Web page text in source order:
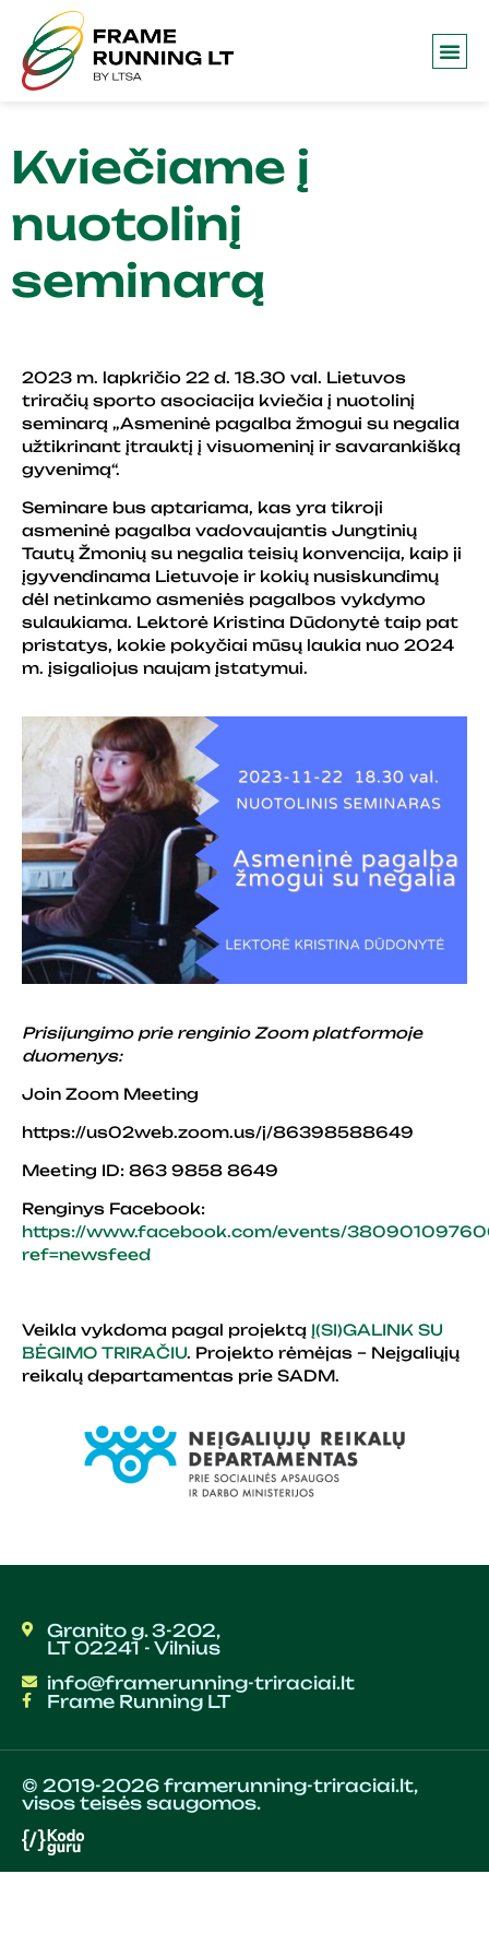
Kviečiame į
nuotolinį
seminarą
2023 m. lapkričio 22 d. 18.30 val. Lietuvos
triračių sporto asociacija kviečia į nuotolinį
seminarą „Asmeninė pagalba žmogui su negalia
užtikrinant įtrauktį į visuomeninį ir savarankišką
gyvenimą“.
Seminare bus aptariama, kas yra tikroji
asmeninė pagalba vadovaujantis Jungtinių
Tautų Žmonių su negalia teisių konvencija, kaip ji
įgyvendinama Lietuvoje ir kokių nusiskundimų
dėl netinkamo asmeniės pagalbos vykdymo
sulaukiama. Lektorė Kristina Dūdonytė taip pat
pristatys, kokie pokyčiai mūsų laukia nuo 2024
m. įsigaliojus naujam įstatymui.
Prisijungimo prie renginio Zoom platformoje
duomenys:
Join Zoom Meeting
https://us02web.zoom.us/j/86398588649
Meeting ID: 863 9858 8649
Renginys Facebook:
https://www.facebook.com/events/
ref=newsfeed
Veikla vykdoma pagal projektą Į(SI)GALINK SU
BĖGIMO TRIRAČIU. Projekto rėmėjas – Neįgaliųjų
reikalų departamentas prie SADM.
Granito g. 3-202,
LT 02241 - Vilnius
info@framerunning-triraciai.lt
Frame Running LT
© 2019-2026 framerunning-triraciai.lt,
visos teisės saugomos.